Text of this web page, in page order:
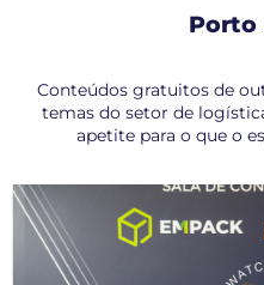
Porto
Conteúdos gratuitos de
temas do setor de
apetite para o que o